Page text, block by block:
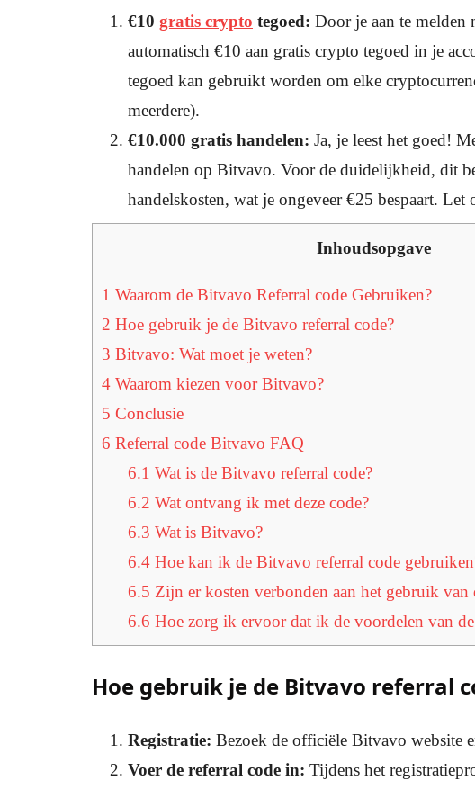
€10 gratis crypto tegoed: Door je aan te melden
automatisch €10 aan gratis crypto tegoed in je
tegoed kan gebruikt worden om elke
meerdere).
€10.000 gratis handelen: Ja, je leest het goed!
handelen op Bitvavo. Voor de duidelijkheid, dit
handelskosten, wat je ongeveer €25 bespaart.
Inhoudsopgave
1 Waarom de Bitvavo Referral code Gebruiken?
2 Hoe gebruik je de Bitvavo referral code?
3 Bitvavo: Wat moet je weten?
4 Waarom kiezen voor Bitvavo?
5 Conclusie
6 Referral code Bitvavo FAQ
6.1 Wat is de Bitvavo referral code?
6.2 Wat ontvang ik met deze code?
6.3 Wat is Bitvavo?
6.4Hoe kan ik de Bitvavo referral code
6.5 Zijn er kosten verbonden aan het gebruik van
6.6 Hoe zorg ik ervoor dat ik de voordelen van
Hoe gebruik je de Bitvavo referral
Registratie: Bezoek de officiële Bitvavo website
Voer de referral code in: Tijdens het